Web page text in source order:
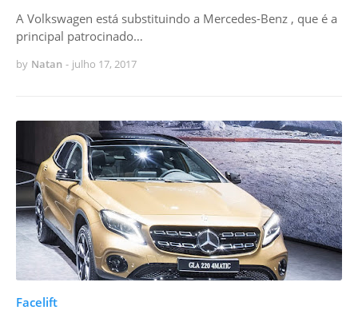
A Volkswagen está substituindo a Mercedes-Benz , que é a
principal patrocinado…
by Natan - julho 17, 2017
Facelift